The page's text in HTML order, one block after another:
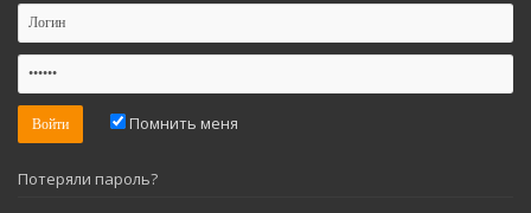
Помнить меня
Потеряли пароль?